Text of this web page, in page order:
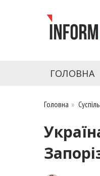
Запоріжжя
ГОЛОВНА
Головна »